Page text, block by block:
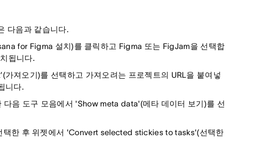
다음과 같습니다.
for Figma 설치)를 클릭하고 Figma 또는 FigJam을 선택합
됩니다.
져오기)를 선택하고 가져오려는 프로젝트의 URL을 붙여넣
니다.
음 도구 모음에서 'Show meta data'(메타 데이터 보기)를 선
택한 후 위젯에서 'Convert selected stickies to tasks'(선택한